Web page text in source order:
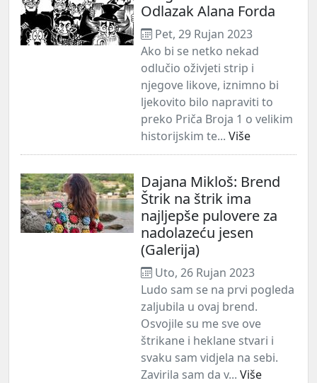
Odlazak Alana Forda
Pet, 29 Rujan 2023
Ako bi se netko nekad
odlučio oživjeti strip i
njegove likove, iznimno bi
ljekovito bilo napraviti to
preko Priča Broja 1 o velikim
historijskim te... Više
Dajana Mikloš: Brend
Štrik na štrik ima
najljepše pulovere za
nadolazeću jesen
(Galerija)
Uto, 26 Rujan 2023
Ludo sam se na prvi pogleda
zaljubila u ovaj brend.
Osvojile su me sve ove
štrikane i heklane stvari i
svaku sam vidjela na sebi.
Zavirila sam da v... Više